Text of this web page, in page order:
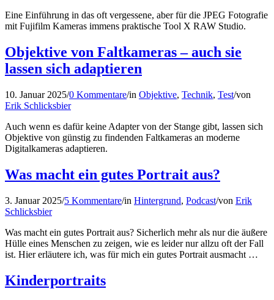
Eine Einführung in das oft vergessene, aber für die JPEG Fotografie
mit Fujifilm Kameras immens praktische Tool X RAW Studio.
Objektive von Faltkameras – auch sie
lassen sich adaptieren
10. Januar 2025/0 Kommentare/in Objektive, Technik, Test/von
Erik Schlicksbier
Auch wenn es dafür keine Adapter von der Stange gibt, lassen sich
Objektive von günstig zu findenden Faltkameras an moderne
Digitalkameras adaptieren.
Was macht ein gutes Portrait aus?
3. Januar 2025/5 Kommentare/in Hintergrund, Podcast/von Erik
Schlicksbier
Was macht ein gutes Portrait aus? Sicherlich mehr als nur die äußere
Hülle eines Menschen zu zeigen, wie es leider nur allzu oft der Fall
ist. Hier erläutere ich, was für mich ein gutes Portrait ausmacht …
Kinderportraits